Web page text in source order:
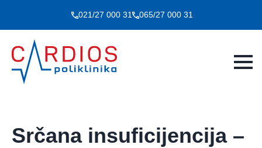
021/27 000 31 065/27 000 31
Srčana insuficijencija –